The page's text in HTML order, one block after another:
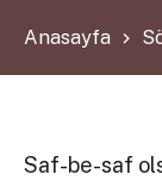
Anasayfa
Saf-be-saf